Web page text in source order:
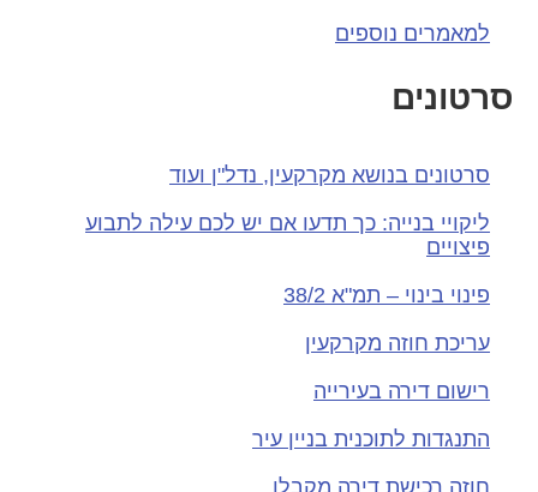
למאמרים נוספים
סרטונים בנושא מקרקעין, נדל"ן ועוד
ליקויי בנייה: כך תדעו אם יש לכם עילה לתבוע
פיצויים
פינוי בינוי – תמ"א 38/2
עריכת חוזה מקרקעין
רישום דירה בעירייה
התנגדות לתוכנית בניין עיר
חוזה רכישת דירה מקבלן